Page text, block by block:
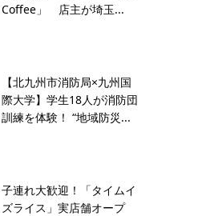
Coffee」 店主が埼玉...
【北九州市消防局×九州国
際大学】学生18人が消防団
訓練を体験！ “地域防災...
子連れ大歓迎！「タイムイ
ズライス」実店舗オープ